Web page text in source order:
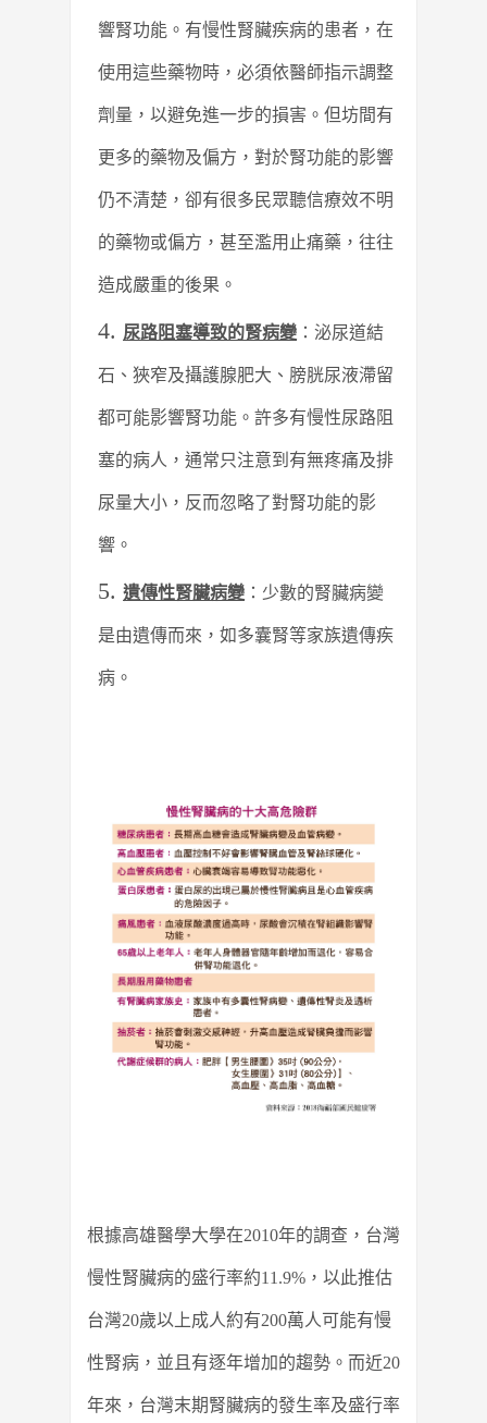
響腎功能。有慢性腎臟疾病的患者，在
使用這些藥物時，必須依醫師指示調整
劑量，以避免進一步的損害。但坊間有
更多的藥物及偏方，對於腎功能的影響
仍不清楚，卻有很多民眾聽信療效不明
的藥物或偏方，甚至濫用止痛藥，往往
造成嚴重的後果。
尿路阻塞導致的腎病變 ：泌尿道結
石、狹窄及攝護腺肥大、膀胱尿液滯留
都可能影響腎功能。許多有慢性尿路阻
塞的病人，通常只注意到有無疼痛及排
尿量大小，反而忽略了對腎功能的影
響。
遺傳性腎臟病變 ：少數的腎臟病變
是由遺傳而來，如多囊腎等家族遺傳疾
病。
根據高雄醫學大學在2010年的調查，台灣
慢性腎臟病的盛行率約11.9%，以此推估
台灣20歲以上成人約有200萬人可能有慢
性腎病，並且有逐年增加的趨勢。而近20
年來，台灣末期腎臟病的發生率及盛行率